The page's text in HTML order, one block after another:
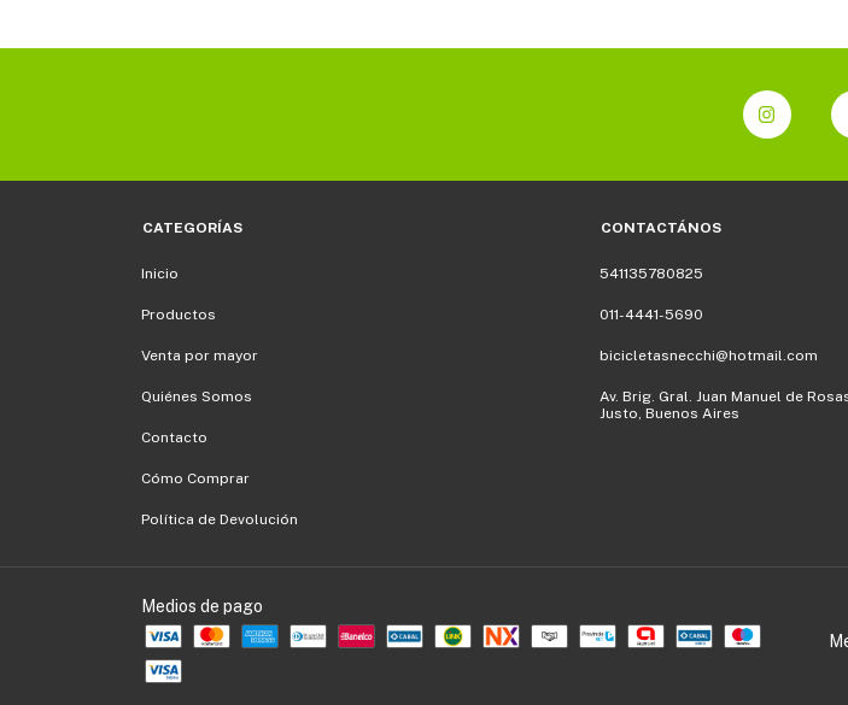
CATEGORÍAS
Inicio
Productos
Venta por mayor
Quiénes Somos
Contacto
Cómo Comprar
Política de Devolución
CONTACTÁNOS
541135780825
011-4441-5690
bicicletasnecchi@hotmail.com
Av. Brig. Gral. Juan Manuel de
Justo, Buenos Aires
Medios de pago